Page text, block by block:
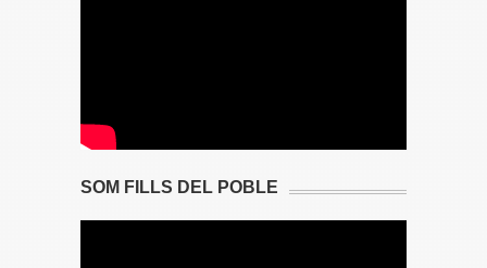
SOM FILLS DEL POBLE